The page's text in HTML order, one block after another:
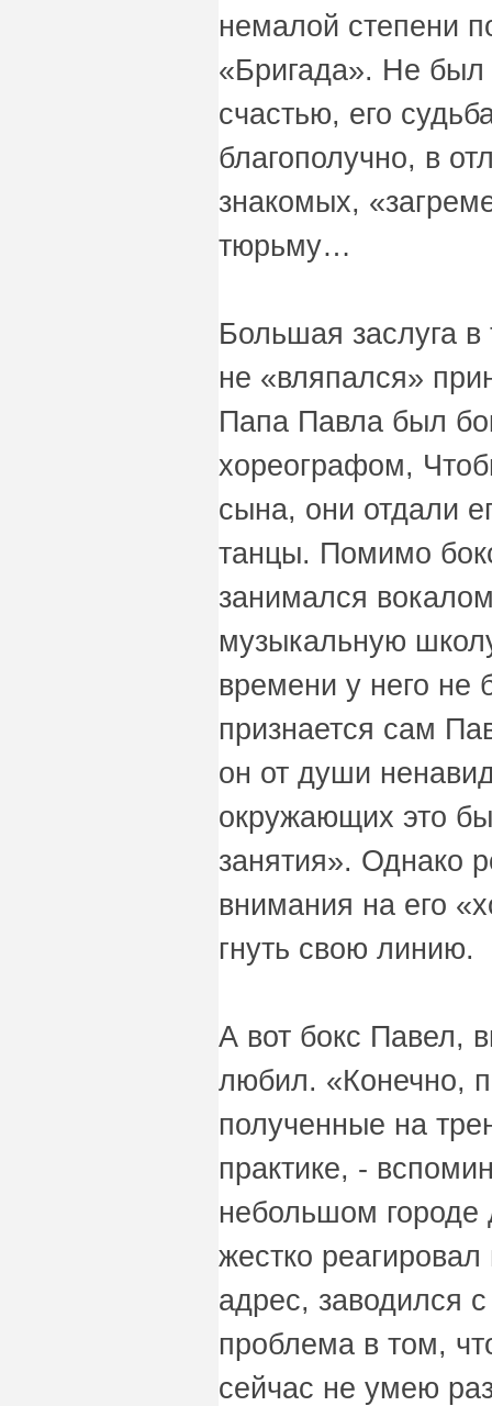
немалой степени
«Бригада». Не
счастью, его
благополучно, в
знакомых,
тюрьму…
Большая заслуга
не «вляпался»
Папа Павла был
хореографом,
сына, они отдали
танцы. Помимо
занимался
музыкальную
времени у него не
признается сам
он от души
окружающих это
занятия». Однако
внимания на его
гнуть свою линию.
А вот бокс Павел,
любил. «Конечно,
полученные на
практике, -
небольшом городе
жестко
адрес, заводился
проблема в том,
сейчас не умею